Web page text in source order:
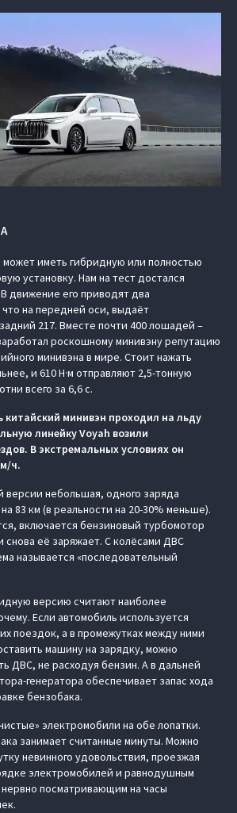
может иметь гибридную или полностью
установку. Нам на тест достался
движение его приводят два
на передней оси, выдаёт
217. Вместе почти 400 лошадей –
роскошному минивэну репутацию
минивэна в мире. Стоит нажать
и 610 Н·м отправляют 2,5-тонную
всего за 6,6 с.
китайский минивэн проходил на льду
линейку Voyah возили
В экстремальных условиях он
ч.
версии небольшая, одного заряда
83 км (в реальности на 20-30% меньше).
включается бензиновый турбомотор
снова её заряжает. С колёсами ДВС
называется «последовательный
версию считают наиболее
Если автомобиль используется
поездок, а в промежутках между ними
машину на зарядку, можно
ДВС, не расходуя бензин. А в дальней
генератора обеспечивает запас хода
бензобака.
электромобили на обе лопатки.
занимает считанные минуты. Можно
невинного удовольствия, проезжая
электромобилей и равнодушным
нервно посматривающим на часы